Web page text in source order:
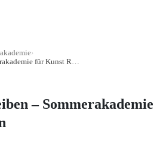
›
Kreatives Schreiben – Sommerakademie für Kunst Rügen
– Sommerakademie